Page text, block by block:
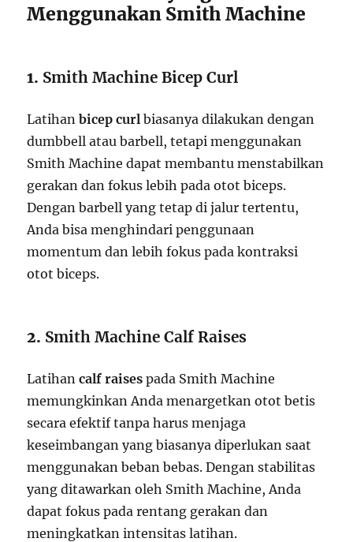
Menggunakan Smith Machine
1. Smith Machine Bicep Curl
Latihanbicep curl biasanya dilakukan dengan
dumbbell atau barbell, tetapi menggunakan
Smith Machine dapat membantu menstabilkan
gerakan dan fokus lebih pada otot biceps.
Dengan barbell yang tetap di jalur tertentu,
Anda bisa menghindari penggunaan
momentum dan lebih fokus pada kontraksi
otot biceps.
2. Smith Machine Calf Raises
Latihancalf raises pada Smith Machine
memungkinkan Anda menargetkan otot betis
secara efektif tanpa harus menjaga
keseimbangan yang biasanya diperlukan saat
menggunakan beban bebas. Dengan stabilitas
yang ditawarkan oleh Smith Machine, Anda
dapat fokus pada rentang gerakan dan
meningkatkan intensitas latihan.